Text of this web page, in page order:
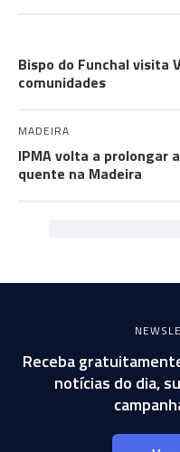
Bispo do Funchal visita
comunidades
MADEIRA
IPMA volta a prolongar
quente na Madeira
Receba
notícias do dia,